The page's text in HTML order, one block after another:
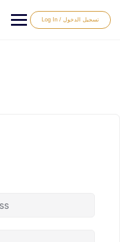
Log In / تسجيل الدخول